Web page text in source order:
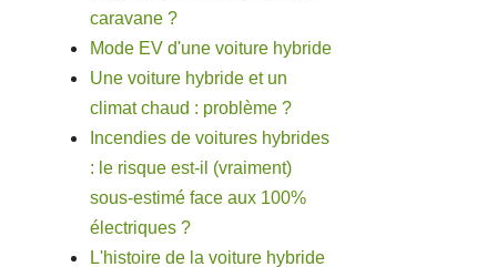
caravane ?
Mode EV d'une voiture hybride
Une voiture hybride et un
climat chaud : problème ?
Incendies de voitures hybrides
: le risque est-il (vraiment)
sous-estimé face aux 100%
électriques ?
L'histoire de la voiture hybride